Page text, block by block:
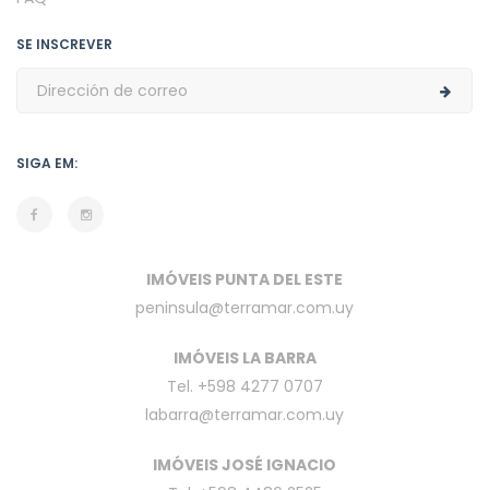
SE INSCREVER
SIGA EM:
IMÓVEIS PUNTA DEL ESTE
peninsula@terramar.com.uy
IMÓVEIS LA BARRA
Tel. +598 4277 0707
labarra@terramar.com.uy
IMÓVEIS JOSÉ IGNACIO